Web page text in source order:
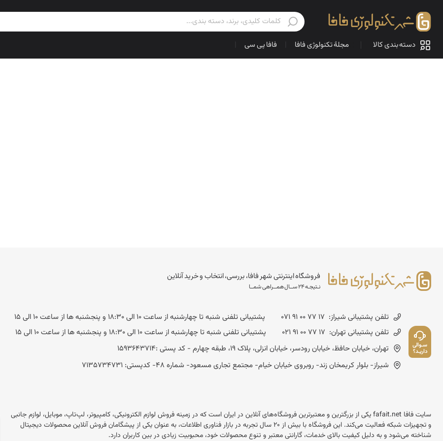
دسته بندی کالا مجلهٔ تکنولوژی فافا فافا پی سی
فروشگاه اینترنتی شهر فافا، بررسی، انتخاب و خرید آنلاین
نـتیجـه 24 ســال همــراهی شمــا
سـوالی
داریـد؟
تلفن پشتیبانی شیراز: 071 91 00 77 17
پشتیبانی تلفنی شنبه تا چهارشنبه از ساعت 10 الی 18:30 و پنجشنبه ها از ساعت 10 الی 15
تلفن پشتیبانی تهران: 021 91 00 77 17
پشتیبانی تلفنی شنبه تا چهارشنبه از ساعت 10 الی 18:30 و پنجشنبه ها از ساعت 10 الی 15
تهران، خیابان حافظ، خیابان رودسر، خیابان انزلی، پلاک 19، طبقه چهارم - کد پستی :1593643714
شیراز- بلوار کریمخان زند- روبروی خیابان خیام- مجتمع تجاری مسعود- شماره 48- کد‌پستی: 7135734731
سایت فافا fafait.net یکی از بزرگترین و معتبرترین فروشگاه‌های آنلاین در ایران است که در زمینه فروش لوازم الکترونیکی، کامپیوتر، لپ‌تاپ، موبایل، لوازم جانبی
و تجهیزات شبکه فعالیت می‌کند. این فروشگاه با بیش از 20 سال تجربه در بازار فناوری اطلاعات، به عنوان یکی از پیشگامان فروش آنلاین محصولات دیجیتال
شناخته می‌شود و به دلیل کیفیت بالای خدمات، گارانتی معتبر و تنوع محصولات خود، محبوبیت زیادی در بین کاربران دارد.